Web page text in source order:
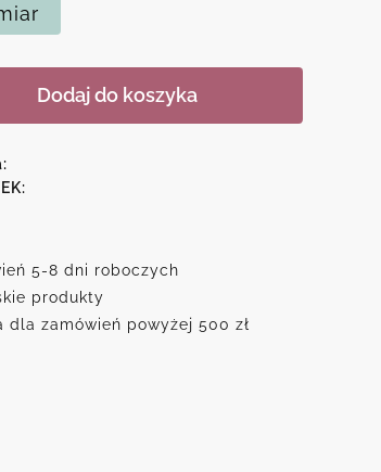
Dodaj do koszyka
5-8 dni roboczych
produkty
dla zamówień powyżej 500 zł